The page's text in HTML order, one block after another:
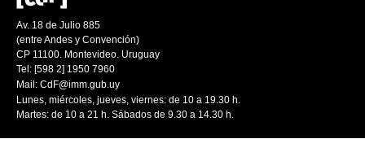
Av. 18 de Julio 885
(entre Andes y Convención)
CP 11100. Montevideo. Uruguay
Tel: [598 2] 1950 7960
Mail: CdF@imm.gub.uy
Lunes, miércoles, jueves, viernes: de 10 a 19.30 h.
Martes: de 10 a 21 h. Sábados de 9.30 a 14.30 h.